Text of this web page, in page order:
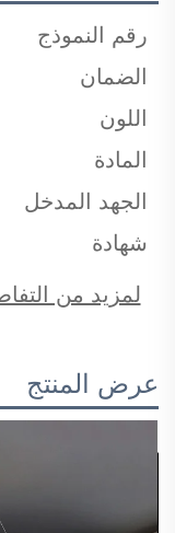
رقم النموذج
الضمان
اللون
المادة
الجهد المدخل
شهادة
عرض المنتج